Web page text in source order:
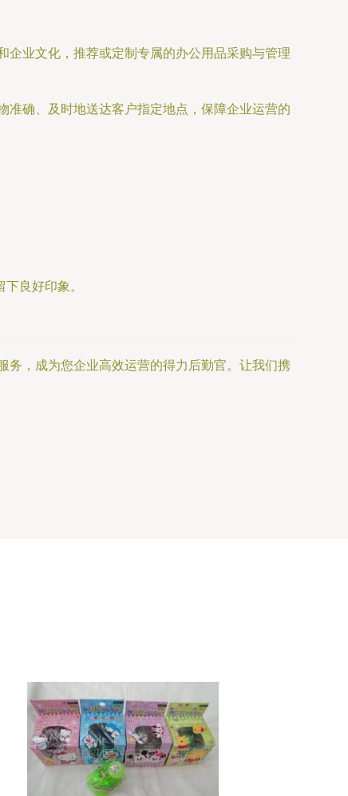
企业文化，推荐或定制专属的办公用品采购与管理
准确、及时地送达客户指定地点，保障企业运营的
良好印象。
务，成为您企业高效运营的得力后勤官。让我们携